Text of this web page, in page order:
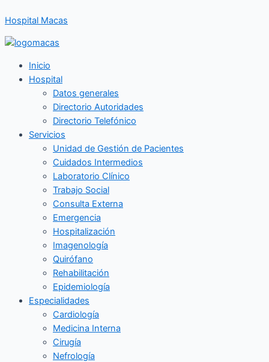
al
contenido
Hospital Macas
Inicio
Hospital
Datos generales
Directorio Autoridades
Directorio Telefónico
Servicios
Unidad de Gestión de Pacientes
Cuidados Intermedios
Laboratorio Clínico
Trabajo Social
Consulta Externa
Emergencia
Hospitalización
Imagenología
Quirófano
Rehabilitación
Epidemiología
Especialidades
Cardiología
Medicina Interna
Cirugía
Nefrología